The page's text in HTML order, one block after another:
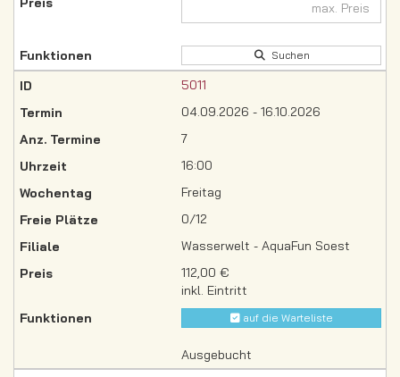
Suchen
5011
04.09.2026 - 16.10.2026
7
16:00
Freitag
0/12
Wasserwelt - AquaFun Soest
112,00 €
inkl. Eintritt
auf die Warteliste
Ausgebucht